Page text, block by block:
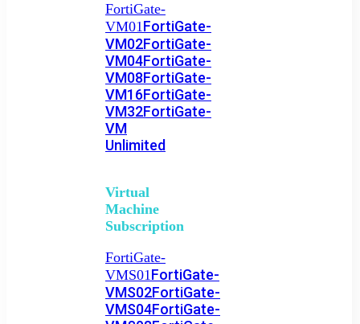
FortiGate-
VM01FortiGate-
VM02FortiGate-
VM04FortiGate-
VM08FortiGate-
VM16FortiGate-
VM32FortiGate-
VM
Unlimited
Virtual
Machine
Subscription
FortiGate-
VMS01FortiGate-
VMS02FortiGate-
VMS04FortiGate-